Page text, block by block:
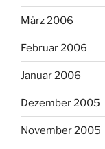
März 2006
Februar 2006
Januar 2006
Dezember 2005
November 2005